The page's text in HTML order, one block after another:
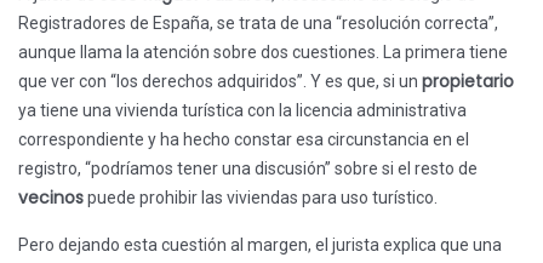
Registradores de España, se trata de una “resolución correcta”,
aunque llama la atención sobre dos cuestiones. La primera tiene
que ver con “los derechos adquiridos”. Y es que, si un propietario
ya tiene una vivienda turística con la licencia administrativa
correspondiente y ha hecho constar esa circunstancia en el
registro, “podríamos tener una discusión” sobre si el resto de
vecinospuede prohibir las viviendas para uso turístico.
Pero dejando esta cuestión al margen, el jurista explica que una